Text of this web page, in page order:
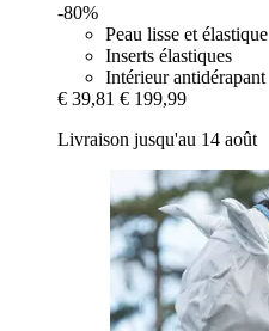
-80%
Peau lisse et élastique
Inserts élastiques
Intérieur antidérapant
€ 39,81 € 199,99
Livraison jusqu'au 14 août